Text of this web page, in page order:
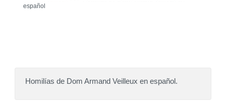
español
Homilías de Dom Armand Veilleux en español.